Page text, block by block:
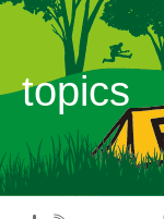
topics
表示：index.php